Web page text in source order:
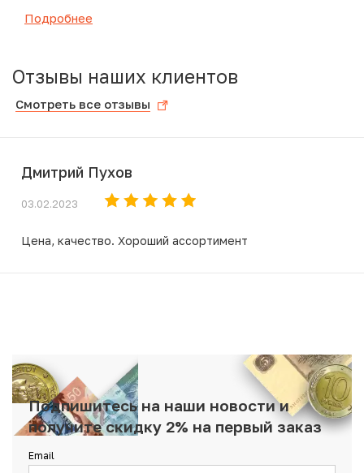
Подробнее
Отзывы наших клиентов
Смотреть все отзывы
Дмитрий Пухов
03.02.2023
Цена, качество. Хороший ассортимент
Подпишитесь на наши новости и
получите скидку 2% на первый заказ
Email